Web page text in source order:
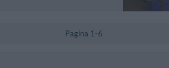
Pagina 1-6